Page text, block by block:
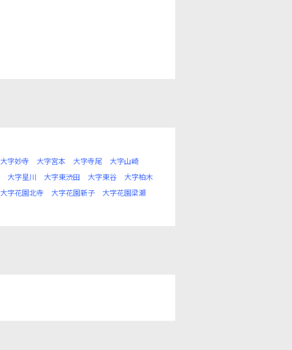
大字妙寺 大字宮本 大字寺尾
大字山崎
大字星川 大字東渋田 大字東谷
大字柏木
大字花園北寺 大字花園新子
大字花園梁瀬